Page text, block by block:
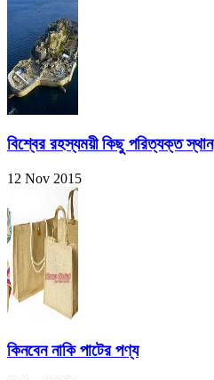
বিশ্বের রহস্যময়ী কিছু পরিত্যক্ত স্থান
12 Nov 2015
কিনবেন নাকি পাটের পণ্য